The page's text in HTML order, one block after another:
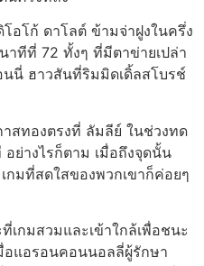
อโก้ ดาโลต์ ข้ามจ่าฝูงในครึ่ง
าทีที่ 72 ทั้งๆ ที่มีตาข่ายเปล่า
นนี่ ฮาวสันที่ริมมิดเดิ้ลสโบรช์
สทองตรงที่ ลัมลีย์ ในช่วงทด
อย่างไรก็ตาม เมื่อถึงจุดนั้น
กมที่สดใสของพวกเขาก็ค่อยๆ
กมสวมและเข้าใกล้เพื่อชนะ
อแอรอนคอนนอลลี่ผู้รักษา